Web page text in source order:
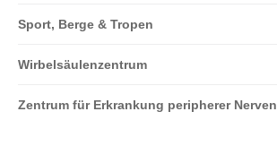
Sport, Berge & Tropen
Wirbelsäulenzentrum
Zentrum für Erkrankung peripherer Nerven